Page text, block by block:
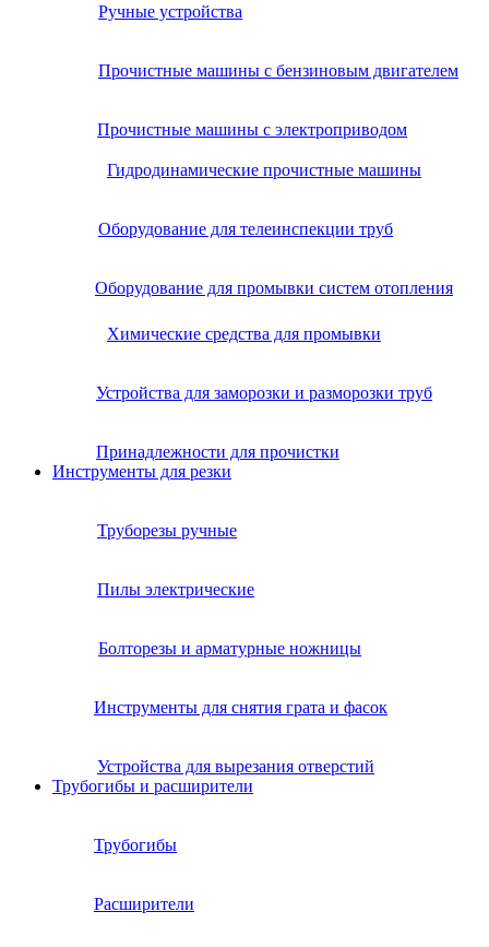
Ручные устройства
Прочистные машины с бензиновым двигателем
Прочистные машины с электроприводом
Гидродинамические прочистные машины
Оборудование для телеинспекции труб
Оборудование для промывки систем отопления
Химические средства для промывки
Устройства для заморозки и разморозки труб
Принадлежности для прочистки
Инструменты для резки
Труборезы ручные
Пилы электрические
Болторезы и арматурные ножницы
Инструменты для снятия грата и фасок
Устройства для вырезания отверстий
Трубогибы и расширители
Трубогибы
Расширители